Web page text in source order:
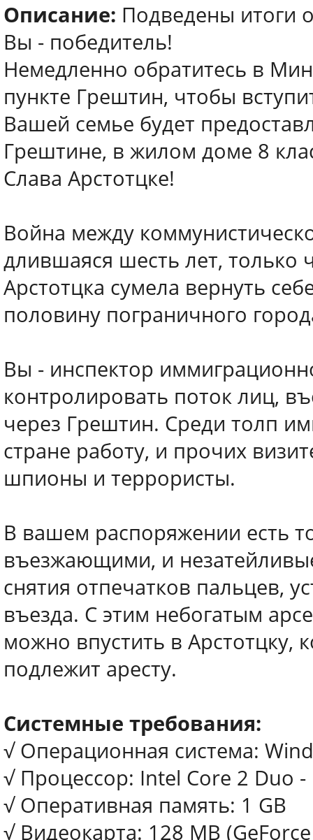
Описание: Подведены итоги
Вы - победитель!
Немедленно обратитесь в
пункте Грештин, чтобы
Вашей семье будет
Грештине, в жилом доме 8
Слава Арстотцке!
Война между
длившаяся шесть лет, только
Арстотцка сумела вернуть
половину пограничного
Вы - инспектор
контролировать поток лиц,
через Грештин. Среди толп
стране работу, и прочих
шпионы и террористы.
В вашем распоряжении есть
въезжающими, и
снятия отпечатков пальцев,
въезда. С этим небогатым
можно впустить в Арстотцку,
подлежит аресту.
Системные требования:
√ Операционная система:
√ Процессор: Intel Core 2 Duo
√ Оперативная память: 1 GB
√ Видеокарта: 128 MB